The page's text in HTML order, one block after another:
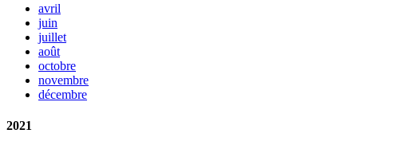
avril
juin
juillet
août
octobre
novembre
décembre
2021